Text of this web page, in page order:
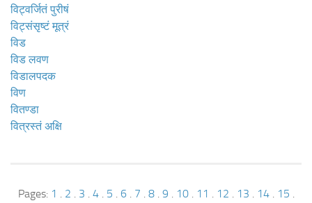
विट्वर्जितं पुरीषं
विट्संसृष्टं मूत्रं
विड
विड लवण
विडालपदक
विण
वितण्डा
वित्रस्तं अक्षि
Pages: 1 . 2 . 3 . 4. 5 . 6. 7 . 8. 9 . 10. 11 . 12 . 13 . 14. 15 .